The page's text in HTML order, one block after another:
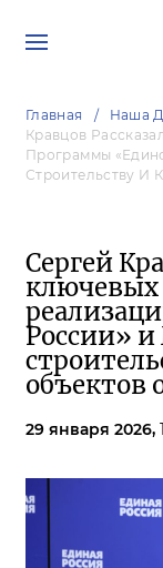
Главная Наша
Кравцов
Программы
Строительству И
Сергей
ключевых
России»
объектов
29 января 2026,